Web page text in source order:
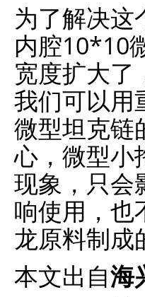
为了解决这
内腔10*10
宽度扩大了
我们可以用
微型坦克链
心，微型小
现象，只会
响使用，也
龙原料制成
本文出自海